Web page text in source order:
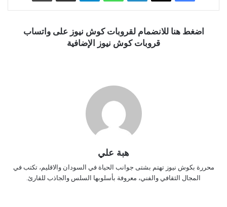
اضغط هنا للانضمام لقروبات كوش نيوز على واتساب
قروبات كوش نيوز الإضافية
هبة علي
محررة بكوش نيوز تهتم بشتى جوانب الحياة في السودان والاقليم، تكتب في
المجال الثقافي والفني، معروفة بأسلوبها السلس والجاذب للقارئ.